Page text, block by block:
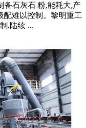
备石灰石 粉,能耗大,产
配难以控制。黎明重工
,陆续 ...